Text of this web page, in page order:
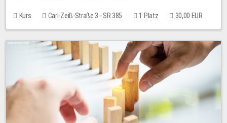
Kurs Carl-Zeiß-Straße 3 - SR 385 1 Platz 30,00 EUR